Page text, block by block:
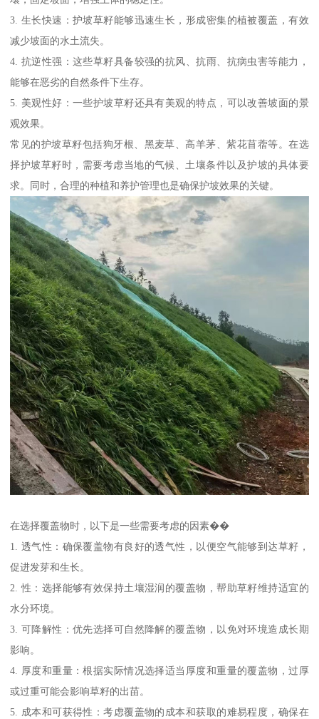
3. 生长快速：护坡草籽能够迅速生长，形成密集的植被覆盖，有效
减少坡面的水土流失。
4. 抗逆性强：这些草籽具备较强的抗风、抗雨、抗病虫害等能力，
能够在恶劣的自然条件下生存。
5. 美观性好：一些护坡草籽还具有美观的特点，可以改善坡面的景
观效果。
常见的护坡草籽包括狗牙根、黑麦草、高羊茅、紫花苜蓿等。在选
择护坡草籽时，需要考虑当地的气候、土壤条件以及护坡的具体要
求。同时，合理的种植和养护管理也是确保护坡效果的关键。
在选择覆盖物时，以下是一些需要考虑的因素��
1. 透气性：确保覆盖物有良好的透气性，以便空气能够到达草籽，
促进发芽和生长。
2. 性：选择能够有效保持土壤湿润的覆盖物，帮助草籽维持适宜的
水分环境。
3. 可降解性：优先选择可自然降解的覆盖物，以免对环境造成长期
影响。
4. 厚度和重量：根据实际情况选择适当厚度和重量的覆盖物，过厚
或过重可能会影响草籽的出苗。
5. 成本和可获得性：考虑覆盖物的成本和获取的难易程度，确保在